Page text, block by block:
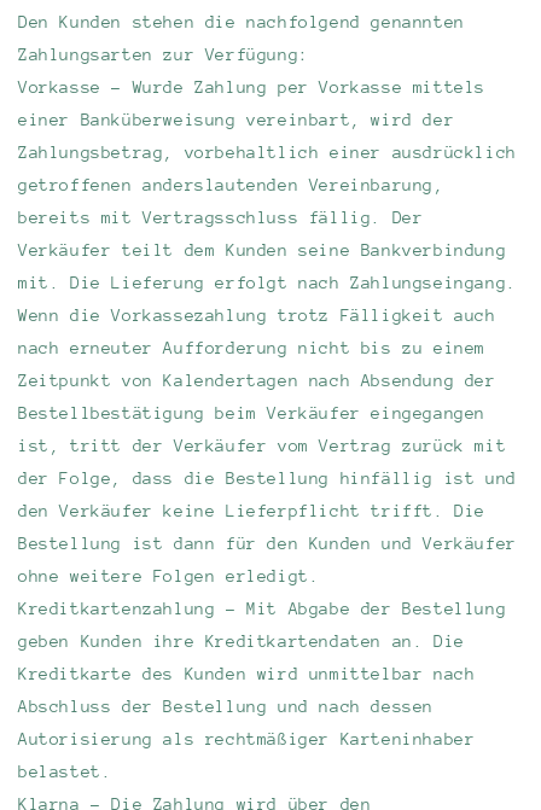
Den Kunden stehen die nachfolgend genannten
Zahlungsarten zur Verfügung:
Vorkasse - Wurde Zahlung per Vorkasse mittels
einer Banküberweisung vereinbart, wird der
Zahlungsbetrag, vorbehaltlich einer ausdrücklich
getroffenen anderslautenden Vereinbarung,
bereits mit Vertragsschluss fällig. Der
Verkäufer teilt dem Kunden seine Bankverbindung
mit. Die Lieferung erfolgt nach Zahlungseingang.
Wenn die Vorkassezahlung trotz Fälligkeit auch
nach erneuter Aufforderung nicht bis zu einem
Zeitpunkt von Kalendertagen nach Absendung der
Bestellbestätigung beim Verkäufer eingegangen
ist, tritt der Verkäufer vom Vertrag zurück mit
der Folge, dass die Bestellung hinfällig ist und
den Verkäufer keine Lieferpflicht trifft. Die
Bestellung ist dann für den Kunden und Verkäufer
ohne weitere Folgen erledigt.
Kreditkartenzahlung - Mit Abgabe der Bestellung
geben Kunden ihre Kreditkartendaten an. Die
Kreditkarte des Kunden wird unmittelbar nach
Abschluss der Bestellung und nach dessen
Autorisierung als rechtmäßiger Karteninhaber
belastet.
Klarna - Die Zahlung wird über den